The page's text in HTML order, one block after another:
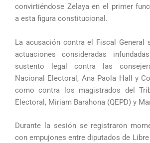
convirtiéndose Zelaya en el primer
a esta figura constitucional.
La acusación contra el Fiscal General
actuaciones consideradas
sustento legal contra las
Nacional Electoral, Ana Paola Hall y
como contra los magistrados del
Electoral, Miriam Barahona (QEPD) y
Durante la sesión se registraron
con empujones entre diputados de